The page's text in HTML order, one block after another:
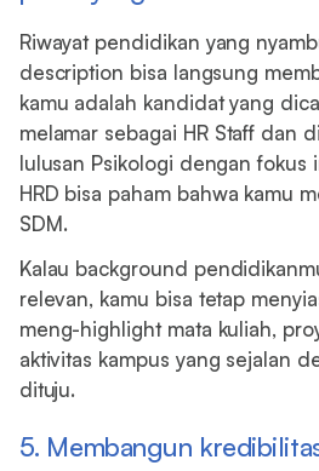
Riwayat pendidikan yang
description bisa langsung
kamu adalah kandidat yang
melamar sebagai HR Staff dan
lulusan Psikologi dengan fokus
HRD bisa paham bahwa kamu
SDM.
Kalau background
relevan, kamu bisa tetap
meng-highlight mata kuliah,
aktivitas kampus yang sejalan
dituju.
5. Membangun